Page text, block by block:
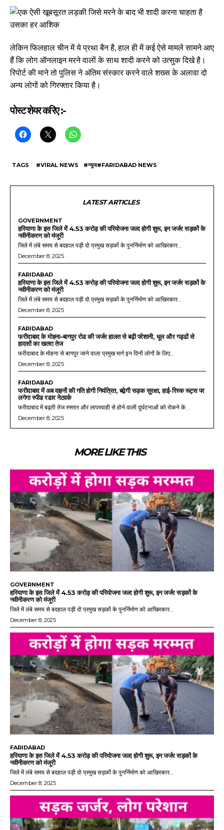
लेकिन फिलहाल चीन में ये प्रथा बैन है, हाल ही में कई ऐसे मामले सामने आए
हैं कि लोग ऑनलाइन मरने वालों के साथ शादी करने को उत्सुक दिखे है।
रिपोर्ट की माने तो पुलिस ने अंतिम संस्कार करने वाले शख्स के अलावा दो
अन्य लोगों को गिरफ्तार किया है।
पोस्ट शेयर करिए :-
TAGS #VIRAL NEWS #न्यूज#FARIDABAD NEWS
LATEST ARTICLES
GOVERNMENT
हरियाणा के इस जिले में 4.53 करोड़ की परियोजना जल्द होगी शुरू, इन जर्जर सड़कों के
नवीनीकरण को मंजूरी
जिले में लंबे समय से बदहाल पड़ी दो प्रमुख सड़कों के पुनर्निर्माण को आखिरकार...
December 8, 2025
FARIDABAD
हरियाणा के इस जिले में 4.53 करोड़ की परियोजना जल्द होगी शुरू, इन जर्जर सड़कों के
नवीनीकरण को मंजूरी
जिले में लंबे समय से बदहाल पड़ी दो प्रमुख सड़कों के पुनर्निर्माण को आखिरकार...
December 8, 2025
FARIDABAD
फरीदाबाद के मोहना–बागपुर रोड की जर्जर हालत से बढ़ी परेशानी, धूल और गड्ढों से
हादसों का खतरा तेज
फरीदाबाद के मोहना से बागपुर जाने वाला प्रमुख मार्ग इन दिनों लोगों के लिए...
December 8, 2025
FARIDABAD
फरीदाबाद में अब वाहनों की गति होगी नियंत्रित, बढ़ेगी सड़क सुरक्षा, हाई-रिस्क रूट्स पर
लगेगा स्पीड रडार नेटवर्क
फरीदाबाद में बढ़ती तेज रफ्तार और लापरवाही से होने वाली दुर्घटनाओं को रोकने के...
December 8, 2025
MORE LIKE THIS
GOVERNMENT
हरियाणा के इस जिले में 4.53 करोड़ की परियोजना जल्द होगी शुरू, इन जर्जर सड़कों के
नवीनीकरण को मंजूरी
जिले में लंबे समय से बदहाल पड़ी दो प्रमुख सड़कों के पुनर्निर्माण को आखिरकार...
December 8, 2025
FARIDABAD
हरियाणा के इस जिले में 4.53 करोड़ की परियोजना जल्द होगी शुरू, इन जर्जर सड़कों के
नवीनीकरण को मंजूरी
जिले में लंबे समय से बदहाल पड़ी दो प्रमुख सड़कों के पुनर्निर्माण को आखिरकार...
December 8, 2025